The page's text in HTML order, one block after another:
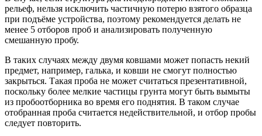
рельеф, нельзя исключить частичную потерю взятого образца
при подъёме устройства, поэтому рекомендуется делать не
менее 5 отборов проб и анализировать полученную
смешанную пробу.
В таких случаях между двумя ковшами может попасть некий
предмет, например, галька, и ковши не смогут полностью
закрыться. Такая проба не может считаться презентативной,
поскольку более мелкие частицы грунта могут быть вымыты
из пробоотборника во время его поднятия. В таком случае
отобранная проба считается недействительной, и отбор пробы
следует повторить.